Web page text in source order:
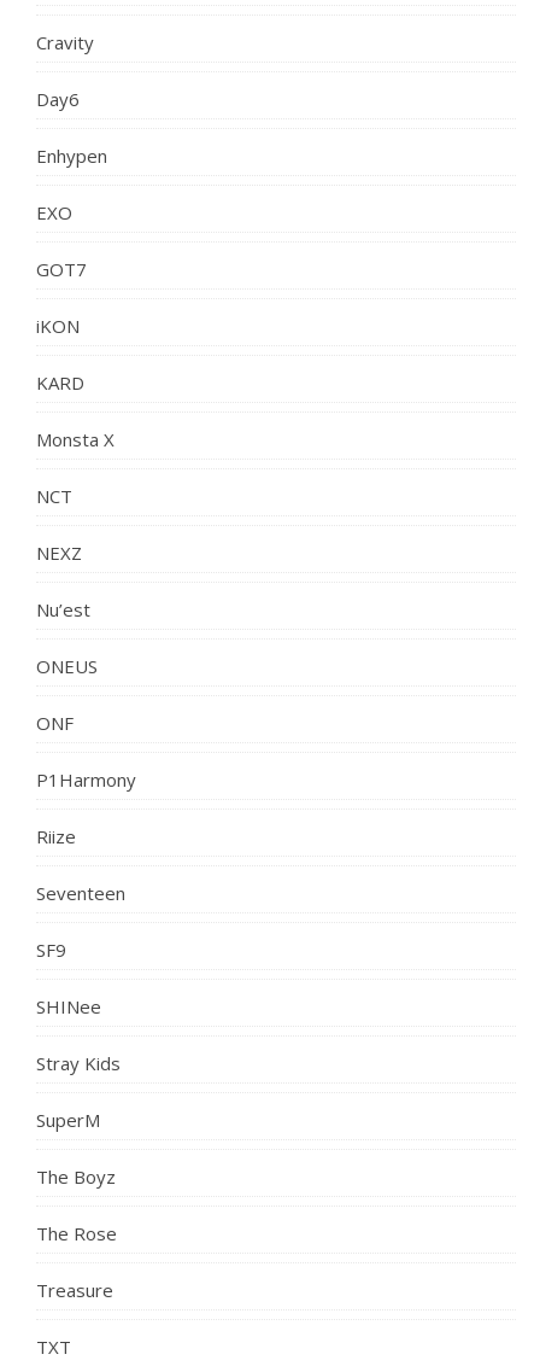
Cravity
Day6
Enhypen
EXO
GOT7
iKON
KARD
Monsta X
NCT
NEXZ
Nu’est
ONEUS
ONF
P1Harmony
Riize
Seventeen
SF9
SHINee
Stray Kids
SuperM
The Boyz
The Rose
Treasure
TXT